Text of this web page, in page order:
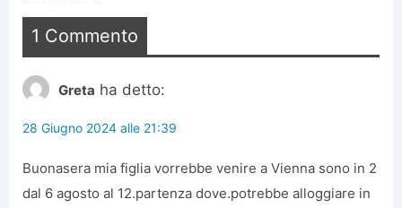
1 Commento
Greta ha detto:
28 Giugno 2024 alle 21:39
Buonasera mia figlia vorrebbe venire a Vienna sono in 2
dal 6 agosto al 12.partenza dove.potrebbe alloggiare in